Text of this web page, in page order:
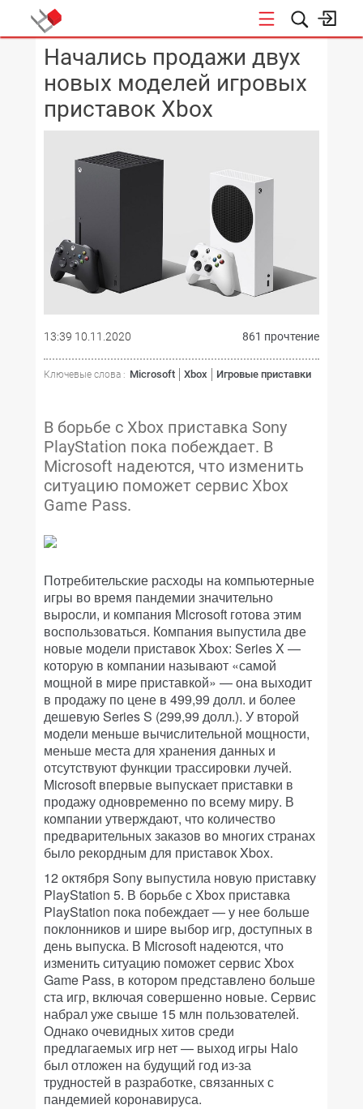
КОНФЕРЕНЦИИ
Начались продажи двух
новых моделей игровых
приставок Xbox
13:39 10.11.2020 861 прочтение
Ключевые слова : Microsoft Xbox Игровые приставки
В борьбе с Xboх приставка Sony
PlayStation пока побеждает. В
Microsoft надеются, что изменить
ситуацию поможет сервис Xbox
Game Pass.
Потребительские расходы на компьютерные
игры во время пандемии значительно
выросли, и компания Microsoft готова этим
воспользоваться. Компания выпустила две
новые модели приставок Xbox: Series X —
которую в компании называют «самой
мощной в мире приставкой» — она выходит
в продажу по цене в 499,99 долл. и более
дешевую Series S (299,99 долл.). У второй
модели меньше вычислительной мощности,
меньше места для хранения данных и
отсутствуют функции трассировки лучей.
Microsoft впервые выпускает приставки в
продажу одновременно по всему миру. В
компании утверждают, что количество
предварительных заказов во многих странах
было рекордным для приставок Xbox.
12 октября Sony выпустила новую приставку
PlayStation 5. В борьбе с Xbox приставка
PlayStation пока побеждает — у нее больше
поклонников и шире выбор игр, доступных в
день выпуска. В Microsoft надеются, что
изменить ситуацию поможет сервис Xbox
Game Pass, в котором представлено больше
ста игр, включая совершенно новые. Сервис
набрал уже свыше 15 млн пользователей.
Однако очевидных хитов среди
предлагаемых игр нет — выход игры Halo
был отложен на будущий год из-за
трудностей в разработке, связанных с
пандемией коронавируса.